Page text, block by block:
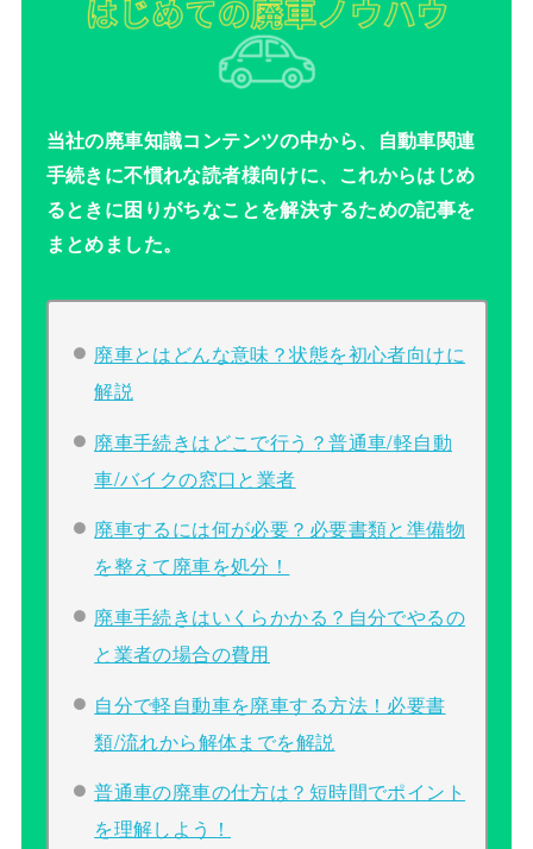
当社の廃車知識コンテンツの中から、自動車関連
手続きに不慣れな読者様向けに、これからはじめ
るときに困りがちなことを解決するための記事を
まとめました。
廃車とはどんな意味？状態を初心者向けに
解説
廃車手続きはどこで行う？普通車/軽自動
車/バイクの窓口と業者
廃車するには何が必要？必要書類と準備物
を整えて廃車を処分！
廃車手続きはいくらかかる？自分でやるの
と業者の場合の費用
自分で軽自動車を廃車する方法！必要書
類/流れから解体までを解説
普通車の廃車の仕方は？短時間でポイント
を理解しよう！